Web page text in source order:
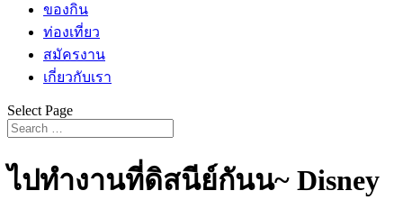
ของกิน
ท่องเที่ยว
สมัครงาน
เกี่ยวกับเรา
Select Page
ไปทำงานที่ดิสนีย์กันน~ Disney